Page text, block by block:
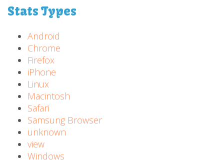
Stats Types
Android
Chrome
Firefox
iPhone
Linux
Macintosh
Safari
Samsung Browser
unknown
view
Windows